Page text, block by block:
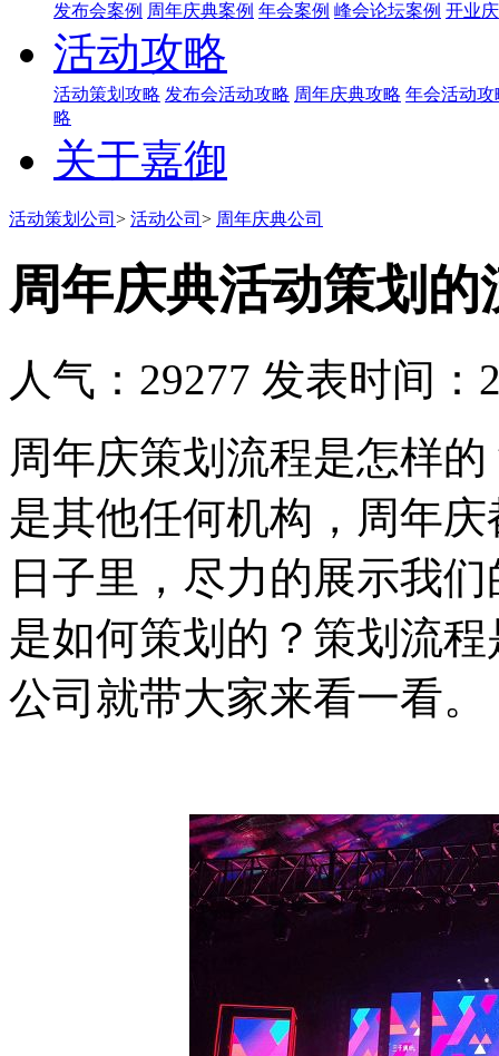
发布会案例 周年庆典案例 年会案例 峰会论坛案例 开业
活动攻略
活动策划攻略 发布会活动攻略 周年庆典攻略 年会活动攻
略
关于嘉御
活动策划公司 > 活动公司 > 周年庆典公司
周年庆典活动策划
人气：29277 发表时间：
周年庆策划流程是怎样
是其他任何机构，周年
日子里，尽力的展示我
是如何策划的？策划流
公司就带大家来看一看。